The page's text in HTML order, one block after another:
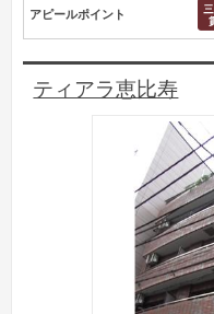
アピールポイント
ティアラ恵比寿